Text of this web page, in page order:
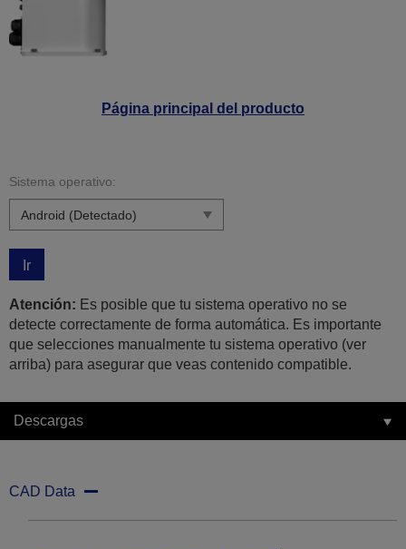
Página principal del producto
Sistema operativo:
Ir
Atención: Es posible que tu sistema operativo no se
detecte correctamente de forma automática. Es importante
que selecciones manualmente tu sistema operativo (ver
arriba) para asegurar que veas contenido compatible.
Descargas
CAD Data